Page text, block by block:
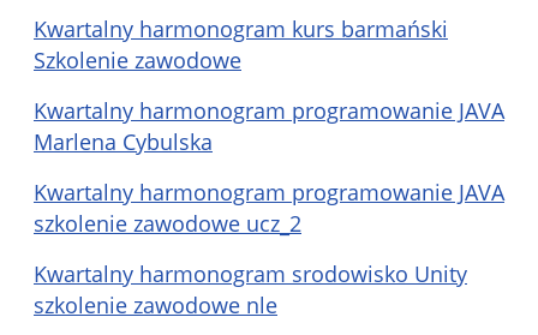
Kwartalny harmonogram kurs barmański
Szkolenie zawodowe
Kwartalny harmonogram programowanie JAVA
Marlena Cybulska
Kwartalny harmonogram programowanie JAVA
szkolenie zawodowe ucz_2
Kwartalny harmonogram srodowisko Unity
szkolenie zawodowe nle